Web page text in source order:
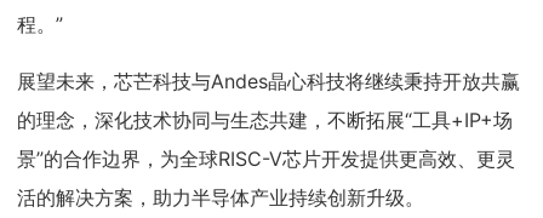
程。”
展望未来，芯芒科技与Andes晶心科技将继续秉持开放共赢
的理念，深化技术协同与生态共建，不断拓展“工具+IP+场
景”的合作边界，为全球RISC-V芯片开发提供更高效、更灵
活的解决方案，助力半导体产业持续创新升级。